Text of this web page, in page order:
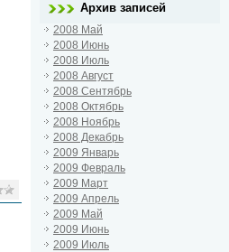
Архив записей
2008 Май
2008 Июнь
2008 Июль
2008 Август
2008 Сентябрь
2008 Октябрь
2008 Ноябрь
2008 Декабрь
2009 Январь
2009 Февраль
2009 Март
2009 Апрель
2009 Май
2009 Июнь
2009 Июль